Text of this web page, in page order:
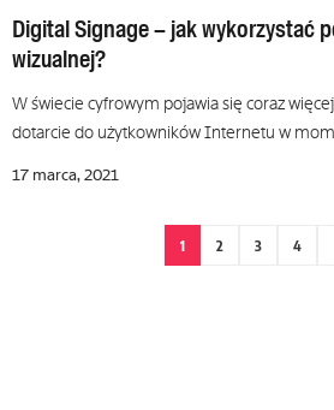
Digital Signage – jak wykorzystać
wizualnej?
W świecie cyfrowym pojawia się coraz
dotarcie do użytkowników Internetu w
17 marca, 2021
1 2 3 4